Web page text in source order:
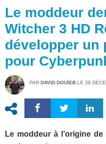
Le moddeur
Witcher 3 HD
développer un
pour
PAR DAVID DOUÏEB LE 29
Le moddeur à l’origine